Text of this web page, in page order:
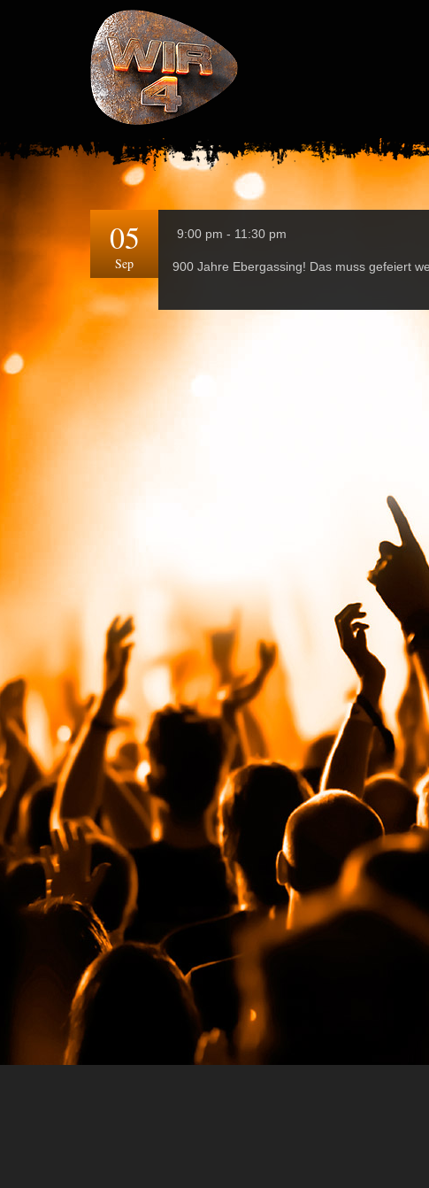
05
Sep
9:00 pm - 11:30 pm
900 Jahre Ebergassing! Das muss gefeiert